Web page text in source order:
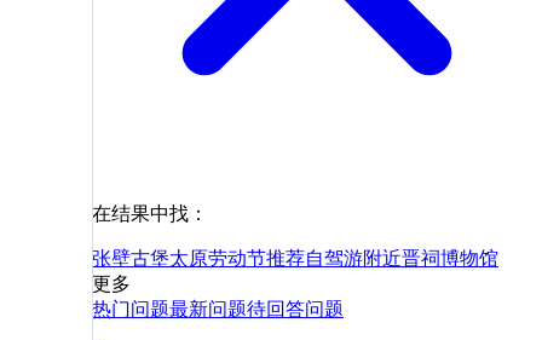
在结果中找：
张壁古堡太原劳动节推荐自驾游附近晋祠博物馆
更多
热门问题最新问题待回答问题